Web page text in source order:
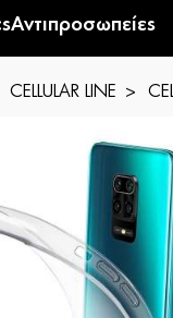
Αντιπροσωπείες
CELLULAR LINE